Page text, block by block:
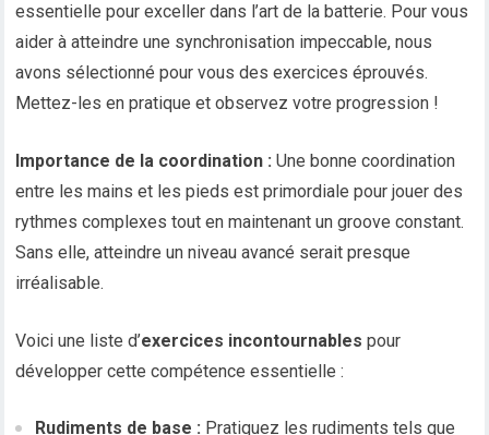
essentielle pour exceller dans l’art de la batterie. Pour vous
aider à atteindre une synchronisation impeccable, nous
avons sélectionné pour vous des exercices éprouvés.
Mettez-les en pratique et observez votre progression !
Importance de la coordination : Une bonne coordination
entre les mains et les pieds est primordiale pour jouer des
rythmes complexes tout en maintenant un groove constant.
Sans elle, atteindre un niveau avancé serait presque
irréalisable.
Voici une liste d’exercices incontournables pour
développer cette compétence essentielle :
Rudiments de base : Pratiquez les rudiments tels que